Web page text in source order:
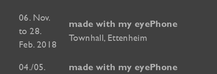
06. Nov.
to 28.
Feb. 2018
made with my eyePhone
Townhall, Ettenheim
04./05.
made with my eyePhone